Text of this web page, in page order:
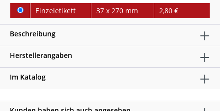
Einzeletikett
37 x 270 mm 2,80 €
Beschreibung
Herstellerangaben
Im Katalog